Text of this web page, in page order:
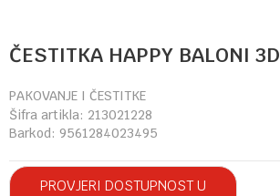
ČESTITKA HAPPY BALONI 3D
PAKOVANJE I ČESTITKE
Šifra artikla: 213021228
Barkod: 9561284023495
PROVJERI DOSTUPNOST U